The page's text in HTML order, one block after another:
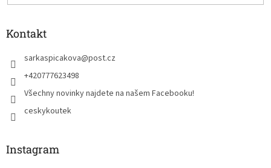
Kontakt
sarkaspicakova@post.cz
+420777623498
Všechny novinky najdete na našem Facebooku!
ceskykoutek
Instagram